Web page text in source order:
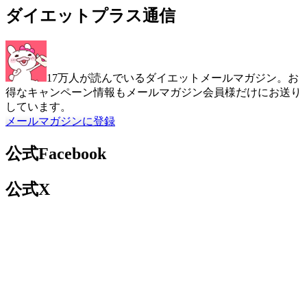
ダイエットプラス通信
17万人が読んでいるダイエットメールマガジン。お
得なキャンペーン情報もメールマガジン会員様だけにお送り
しています。
メールマガジンに登録
公式Facebook
公式X